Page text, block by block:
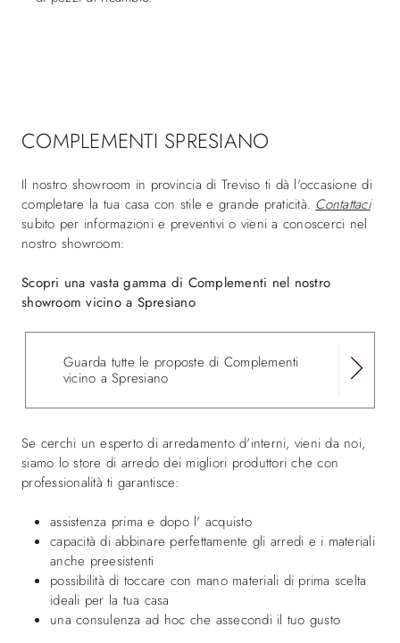
COMPLEMENTI SPRESIANO
Il nostro showroom in provincia di Treviso ti dà l'occasione di
completare la tua casa con stile e grande praticità. Contattaci
subito per informazioni e preventivi o vieni a conoscerci nel
nostro showroom:
Scopri una vasta gamma di Complementi nel nostro
showroom vicino a Spresiano
Guarda tutte le proposte di Complementi
vicino a Spresiano
Se cerchi un esperto di arredamento d'interni, vieni da noi,
siamo lo store di arredo dei migliori produttori che con
professionalità ti garantisce:
assistenza prima e dopo l' acquisto
capacità di abbinare perfettamente gli arredi e i materiali
anche preesistenti
possibilità di toccare con mano materiali di prima scelta
ideali per la tua casa
una consulenza ad hoc che assecondi il tuo gusto